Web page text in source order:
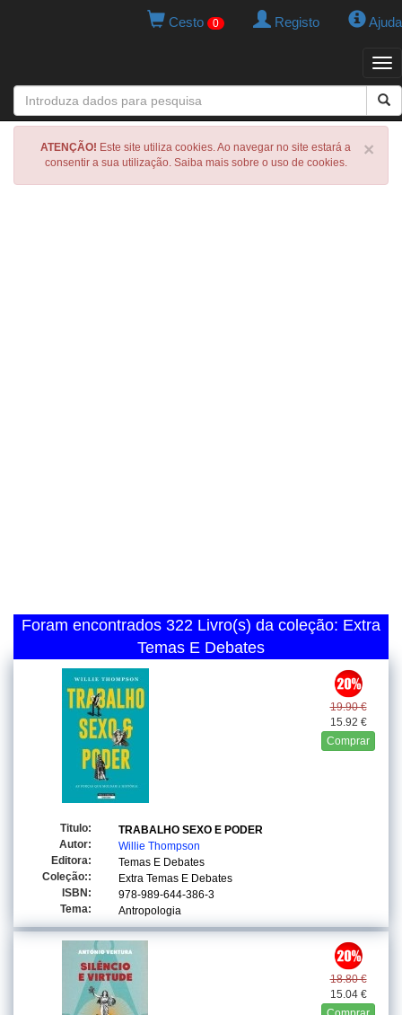
Cesto 0 Registo Ajuda
×
ATENÇÃO! Este site utiliza cookies. Ao navegar no site estará a
consentir a sua utilização. Saiba mais sobre o uso de cookies.
Foram encontrados 322 Livro(s) da coleção: Extra
Temas E Debates
19.90 €
15.92 €
Comprar
Titulo:
TRABALHO SEXO E PODER
Autor:
Willie Thompson
Editora:
Temas E Debates
Coleção::
Extra Temas E Debates
ISBN:
978-989-644-386-3
Tema:
Antropologia
18.80 €
15.04 €